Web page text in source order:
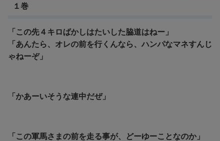
１巻
「この先４キロばかしはたいした脇道はねー」
「あんたら、オレの前を行くんなら、ハンパなマネすんじ
ゃねーぞ」
「かあーいそうな連中だぜ」
「この軍馬さまの前を走る事が、どーゆーことなのか」